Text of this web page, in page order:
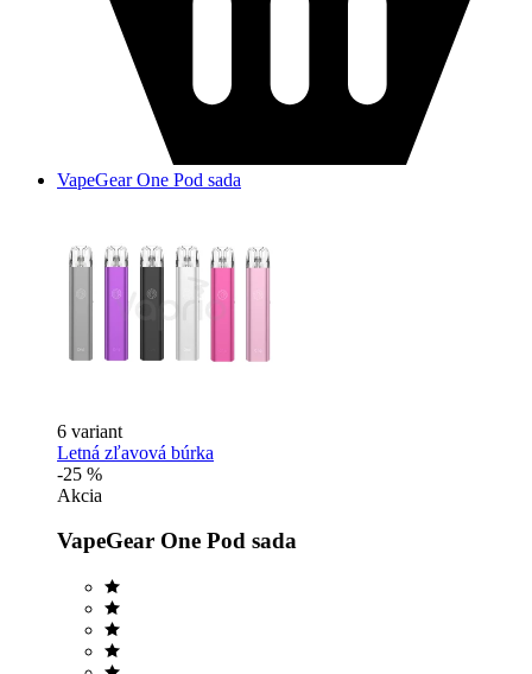
VapeGear One Pod sada
6 variant
Letná zľavová búrka
-25 %
Akcia
VapeGear One Pod sada